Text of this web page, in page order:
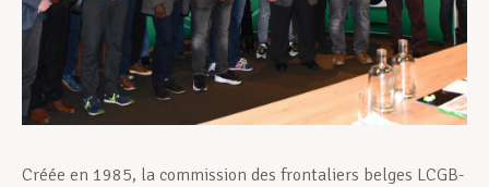
Créée en 1985, la commission des frontaliers belges LCGB-